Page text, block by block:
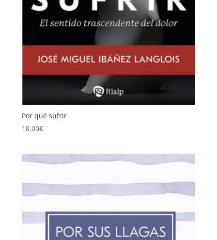
Por qué sufrir
18,00€